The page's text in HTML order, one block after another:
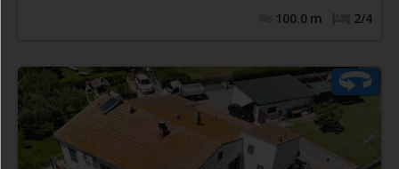
2/4
100.0 m
Marina di Campo - Trilocale "Giardino"